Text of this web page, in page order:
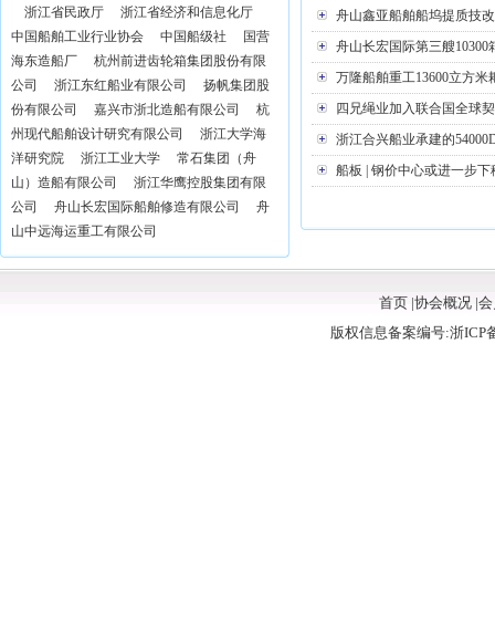
1 2
浙江省民政厅
浙江省经济和信息化厅
中国船舶工业行业协会
中国船级社
国营
海东造船厂
杭州前进齿轮箱集团股份有限
公司
浙江东红船业有限公司
扬帆集团股
份有限公司
嘉兴市浙北造船有限公司
杭
州现代船舶设计研究有限公司
浙江大学海
洋研究院
浙江工业大学
常石集团（舟
山）造船有限公司
浙江华鹰控股集团有限
公司
舟山长宏国际船舶修造有限公司
舟
山中远海运重工有限公司
舟山鑫亚船舶船坞提质技
舟山长宏国际第三艘10300
万隆船舶重工13600立方米
四兄绳业加入联合国全球
浙江合兴船业承建的
船板 | 钢价中心或进一步下
首页 |协会概况 |
版权信息备案编号:浙ICP